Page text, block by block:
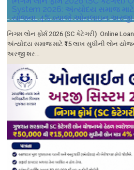
System 2026: અંત્યોદય સમાજ માટે
યોજના, 4% વ્યાજે ઓનલાઇન
નિગમ લોન ફોર્મ 2026 (SC કેટેગરી) Online
અંત્યોદય સમાજ માટે ₹15 લાખ સુધીની લોન
અરજી શર...